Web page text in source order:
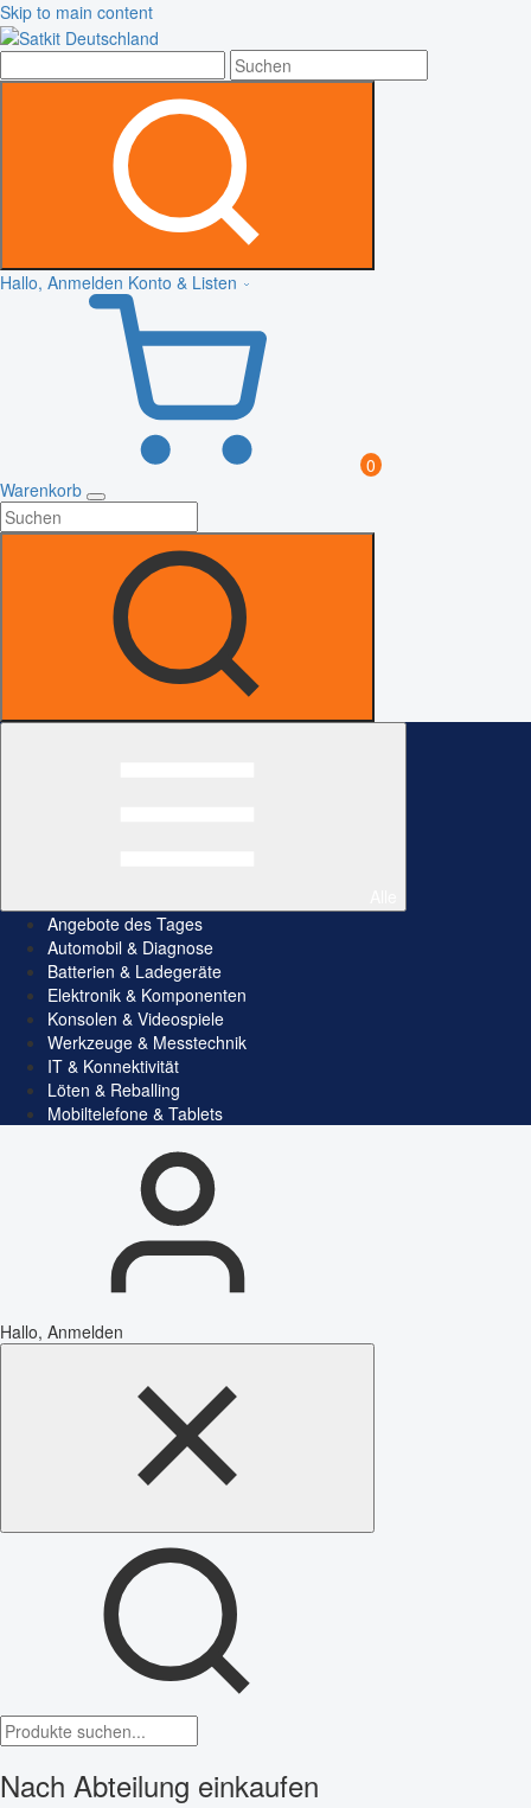
Skip to main content
Hallo, Anmelden Konto & Listen
0
Warenkorb
Angebote des Tages
Automobil & Diagnose
Batterien & Ladegeräte
Elektronik & Komponenten
Konsolen & Videospiele
Werkzeuge & Messtechnik
IT & Konnektivität
Löten & Reballing
Mobiltelefone & Tablets
Hallo, Anmelden
Nach Abteilung einkaufen